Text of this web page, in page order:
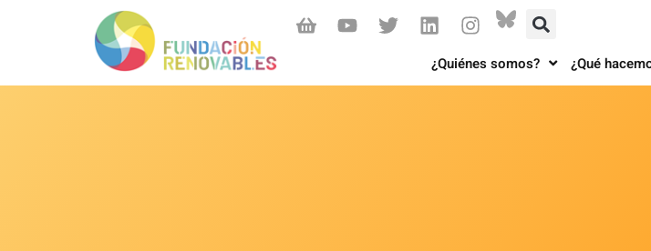
¿Quiénes somos? ¿Qué